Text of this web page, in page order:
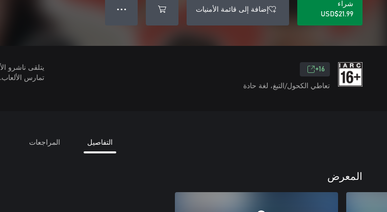
شراء
USD$21.99
إضافة إلى قائمة الأمنيات ● ● ●
16+
تعاطي الكحول/التبغ، لغة حادة
تمارس الألعاب.
التفاصيل المراجعات
المعرض